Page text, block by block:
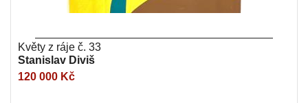
Květy z ráje č. 33
Stanislav Diviš
120 000 Kč